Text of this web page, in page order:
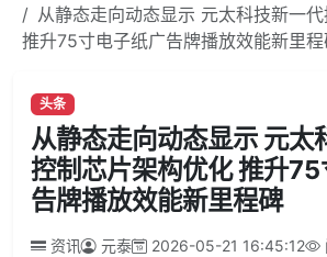
从静态走向动态显示 元太科技新一
推升75寸电子纸广告牌播放效能新里
头条
从静态走向动态显示 元太
控制芯片架构优化 推升
告牌播放效能新里程碑
资讯 元泰 2026-05-21 16:45:12